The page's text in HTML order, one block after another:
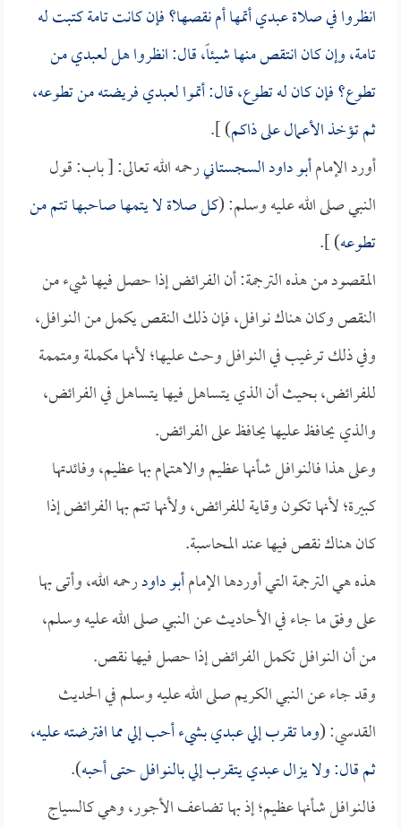
انظروا في صلاة عبدي أتمها أم نقصها؟ فإن كانت تامة كتبت له
تامة، وإن كان انتقص منها شيئاً، قال: انظروا هل لعبدي من
تطوع؟ فإن كان له تطوع، قال: أتموا لعبدي فريضته من تطوعه،
ثم تؤخذ الأعمال على ذاكم) ].
أورد الإمامأبو داود السجستانيرحمه الله تعالى: [ باب: قول
النبي صلى الله عليه وسلم: (كل صلاة لا يتمها صاحبها تتم من
تطوعه) ].
المقصود من هذه الترجمة: أن الفرائض إذا حصل فيها شيء من
النقص وكان هناك نوافل، فإن ذلك النقص يكمل من النوافل،
وفي ذلك ترغيب في النوافل وحث عليها؛ لأنها مكملة ومتممة
للفرائض، بحيث أن الذي يتساهل فيها يتساهل في الفرائض،
والذي يحافظ عليها يحافظ على الفرائض.
وعلى هذا فالنوافل شأنها عظيم والاهتمام بها عظيم، وفائدتها
كبيرة؛ لأنها تكون وقاية للفرائض، ولأنها تتم بها الفرائض إذا
كان هناك نقص فيها عند المحاسبة.
هذه هي الترجمة التي أوردها الإمامأبو داودرحمه الله، وأتى بها
على وفق ما جاء في الأحاديث عن النبي صلى الله عليه وسلم،
من أن النوافل تكمل الفرائض إذا حصل فيها نقص.
وقد جاء عن النبي الكريم صلى الله عليه وسلم في الحديث
القدسي: (وما تقرب إلي عبدي بشيء أحب إلي مما افترضته عليه،
ثم قال: ولا يزال عبدي يتقرب إلي بالنوافل حتى أحبه).
فالنوافل شأنها عظيم؛ إذ بها تضاعف الأجور، وهي كالسياج